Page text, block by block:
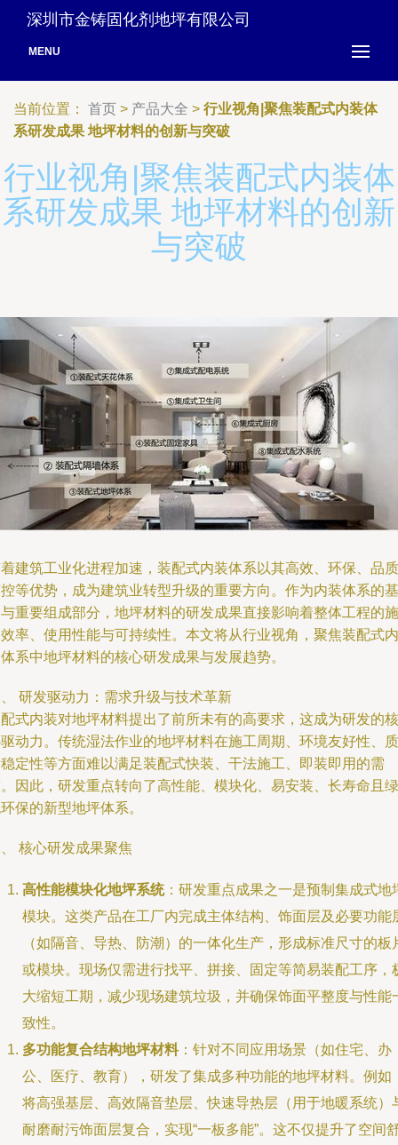
深圳市金铸固化剂地坪有限公司
MENU
当前位置： 首页 > 产品大全 > 行业视角|聚焦装配式内装体
系研发成果 地坪材料的创新与突破
行业视角|聚焦装配式内装体
系研发成果 地坪材料的创新
与突破
建筑工业化进程加速，装配式内装体系以其高效、环保、品质
等优势，成为建筑业转型升级的重要方向。作为内装体系的基
重要组成部分，地坪材料的研发成果直接影响着整体工程的施
率、使用性能与可持续性。本文将从行业视角，聚焦装配式内
系中地坪材料的核心研发成果与发展趋势。
研发驱动力：需求升级与技术革新
式内装对地坪材料提出了前所未有的高要求，这成为研发的核
动力。传统湿法作业的地坪材料在施工周期、环境友好性、质
定性等方面难以满足装配式快装、干法施工、即装即用的需
因此，研发重点转向了高性能、模块化、易安装、长寿命且绿
保的新型地坪体系。
核心研发成果聚焦
高性能模块化地坪系统：研发重点成果之一是预制集成式地
模块。这类产品在工厂内完成主体结构、饰面层及必要功能
（如隔音、导热、防潮）的一体化生产，形成标准尺寸的板
或模块。现场仅需进行找平、拼接、固定等简易装配工序，
大缩短工期，减少现场建筑垃圾，并确保饰面平整度与性能
致性。
多功能复合结构地坪材料：针对不同应用场景（如住宅、办
公、医疗、教育），研发了集成多种功能的地坪材料。例如
将高强基层、高效隔音垫层、快速导热层（用于地暖系统）
耐磨耐污饰面层复合，实现“一板多能”。这不仅提升了空间